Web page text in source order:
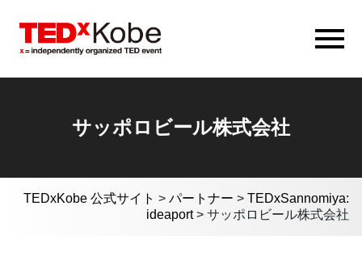
サッポロビール株式会社
TEDxKobe 公式サイト > パートナー > TEDxSannomiya:
ideaport> サッポロビール株式会社